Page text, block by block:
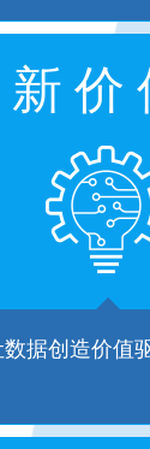
优势资源，以数
造任务执行的应
数据如何创
新价
据创造价值